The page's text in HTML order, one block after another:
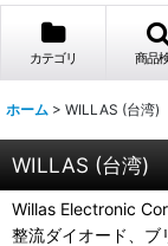
カテゴリ 商品
ホーム > WILLAS (台湾)
WILLAS (台湾)
Willas Electronic
整流ダイオード、ブ